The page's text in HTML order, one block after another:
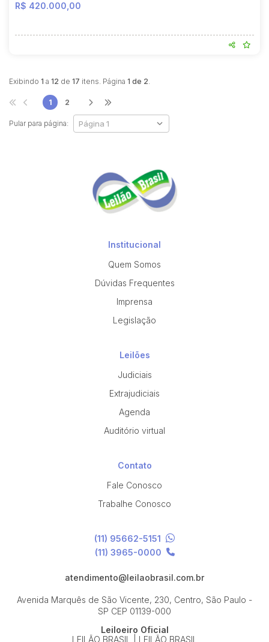
R$ 420.000,00
Exibindo 1 a 12 de 17 itens. Página 1 de 2.
Pular para página:
1 2
Institucional
Quem Somos
Dúvidas Frequentes
Imprensa
Legislação
Leilões
Judiciais
Extrajudiciais
Agenda
Auditório virtual
Contato
Fale Conosco
Trabalhe Conosco
(11) 95662-5151
(11) 3965-0000
atendimento@leilaobrasil.com.br
Avenida Marquês de São Vicente, 230, Centro, São Paulo -
SP CEP 01139-000
Leiloeiro Oficial
LEILÃO BRASIL | LEILÃO BRASIL